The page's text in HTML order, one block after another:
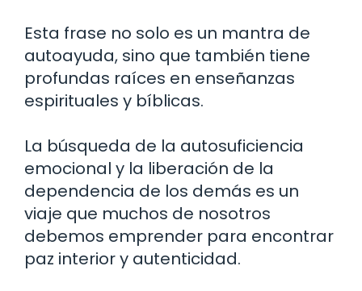
Esta frase no solo es un mantra de
autoayuda, sino que también tiene
profundas raíces en enseñanzas
espirituales y bíblicas.
La búsqueda de la autosuficiencia
emocional y la liberación de la
dependencia de los demás es un
viaje que muchos de nosotros
debemos emprender para encontrar
paz interior y autenticidad.